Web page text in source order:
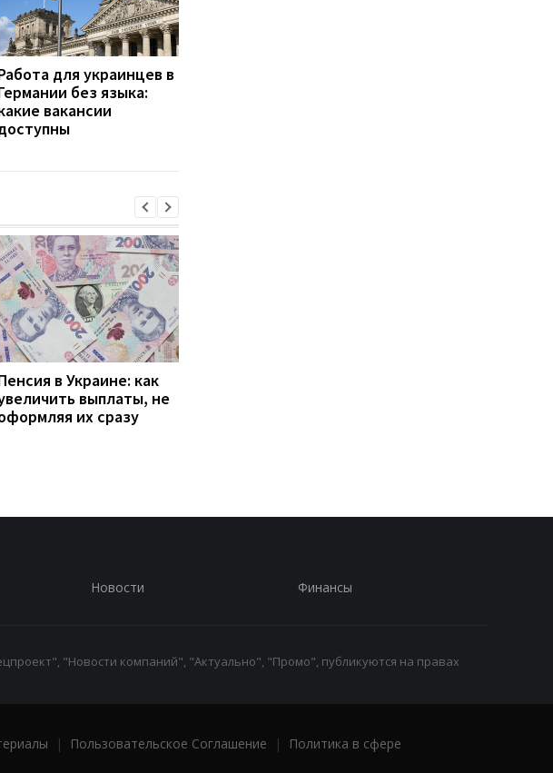
для украинцев в
без языка:
вакансии
в Украине: как
выплаты, не
их сразу
Новости Финансы
"Новости компаний", "Актуально", "Промо", публикуются на правах
| Пользовательское Соглашение |
Политика в сфере